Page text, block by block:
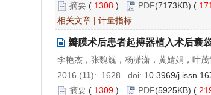
摘要 ( 1308 ) PDF(7173KB) (
相关文章 | 计量指标
瓣膜术后患者起搏器植入术后囊
李艳杰，张魏巍，杨潇潇，黄婧娟，叶
2016 (11): 1628. doi: 10.3969/
摘要 ( 1309 ) PDF(5925KB) (